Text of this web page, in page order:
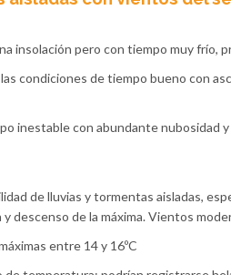
insolación pero con tiempo muy frío,
condiciones de tiempo bueno con
inestable con abundante nubosidad
de lluvias y tormentas aisladas,
descenso de la máxima. Vientos
entre 14 y 16ºC